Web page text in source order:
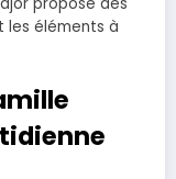
les éléments à